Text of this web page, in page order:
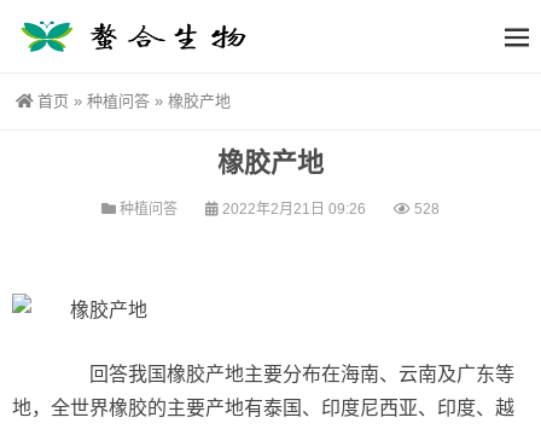
首页 » 种植问答 » 橡胶产地
橡胶产地
种植问答 2022年2月21日 09:26 528
回答我国橡胶产地主要分布在海南、云南及广东等
地，全世界橡胶的主要产地有泰国、印度尼西亚、印度、越